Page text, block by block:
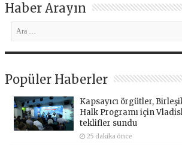
Haber Arayın
Popüler Haberler
Kapsayıcı örgütler,
Halk Programı için
teklifler sundu
25 dakika önce